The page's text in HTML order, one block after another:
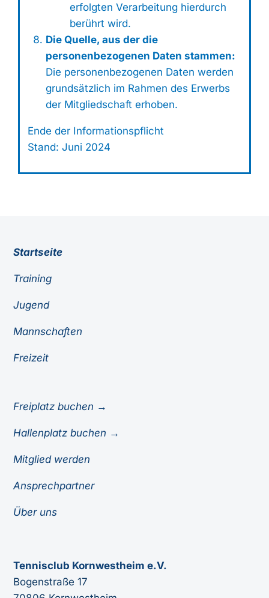
erfolgten Verarbeitung hierdurch
berührt wird.
Die Quelle, aus der die
personenbezogenen Daten stammen:
Die personenbezogenen Daten werden
grundsätzlich im Rahmen des Erwerbs
der Mitgliedschaft erhoben.
Ende der Informationspflicht
Stand: Juni 2024
Startseite
Training
Jugend
Mannschaften
Freizeit
Freiplatz buchen →
Hallenplatz buchen →
Mitglied werden
Ansprechpartner
Über uns
Tennisclub Kornwestheim e.V.
Bogenstraße 17